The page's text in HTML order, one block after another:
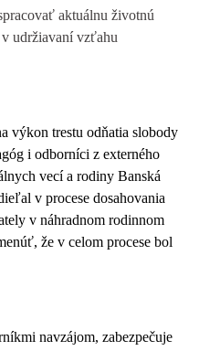
aktuálnu životnú
udržiavaní vzťahu
výkon trestu odňatia slobody
i odborníci z externého
vecí a rodiny Banská
v procese dosahovania
v náhradnom rodinnom
že v celom procese bol
navzájom, zabezpečuje